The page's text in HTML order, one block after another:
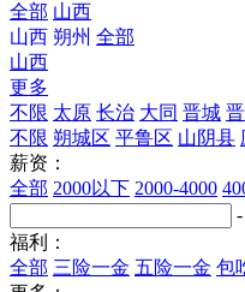
全部 山西
山西 朔州 全部
山西
更多
不限 太原 长治 大同 晋城
不限 朔城区 平鲁区 山阴县
薪资：
全部 2000以下 2000-4000
-
福利：
全部 三险一金 五险一金 包